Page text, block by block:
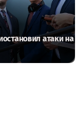
атаки на